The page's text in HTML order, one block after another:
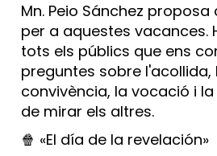
Mn. Peio Sánchez proposa
per a aquestes vacances.
tots els públics que ens
preguntes sobre l'acollida,
convivència, la vocació i
de mirar els altres.
🍿 «El día de la revelación»